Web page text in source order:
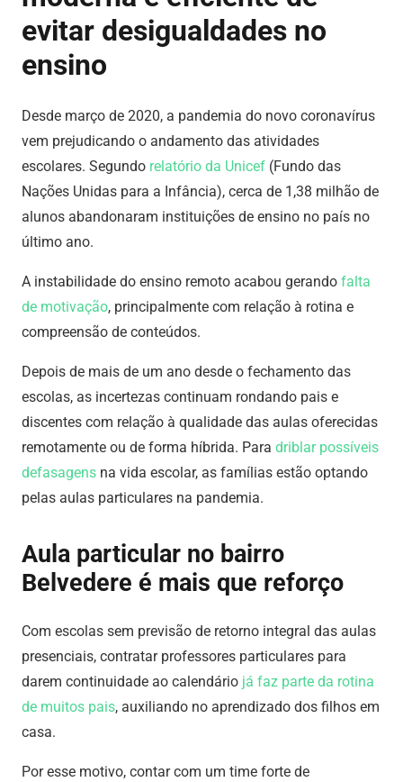
evitar desigualdades no
ensino
Desde março de 2020, a pandemia do novo coronavírus
vem prejudicando o andamento das atividades
escolares. Segundo relatório da Unicef (Fundo das
Nações Unidas para a Infância), cerca de 1,38 milhão de
alunos abandonaram instituições de ensino no país no
último ano.
A instabilidade do ensino remoto acabou gerando falta
de motivação, principalmente com relação à rotina e
compreensão de conteúdos.
Depois de mais de um ano desde o fechamento das
escolas, as incertezas continuam rondando pais e
discentes com relação à qualidade das aulas oferecidas
remotamente ou de forma híbrida. Para driblar possíveis
defasagens na vida escolar, as famílias estão optando
pelas aulas particulares na pandemia.
Aula particular no bairro
Belvedere é mais que reforço
Com escolas sem previsão de retorno integral das aulas
presenciais, contratar professores particulares para
darem continuidade ao calendário já faz parte da rotina
de muitos pais, auxiliando no aprendizado dos filhos em
casa.
Por esse motivo, contar com um time forte de